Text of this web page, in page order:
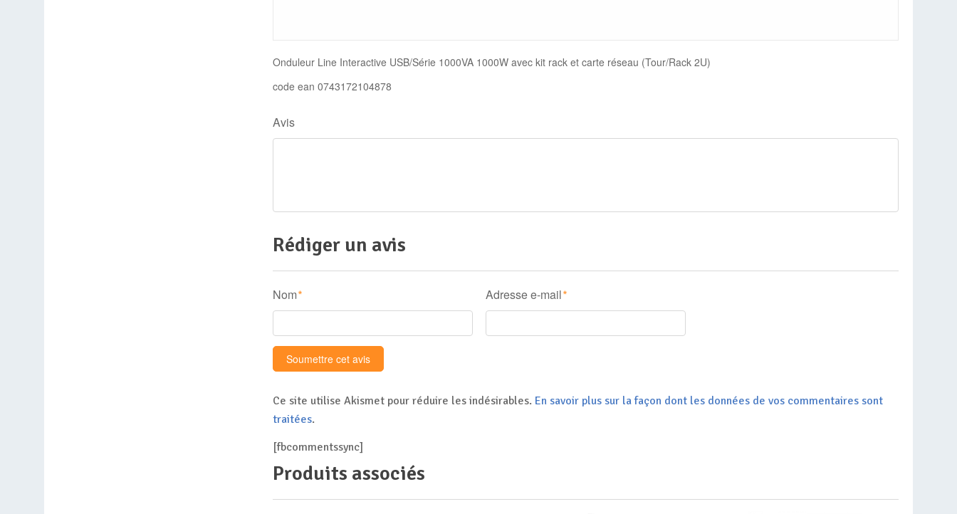
Onduleur Line Interactive USB/Série 1000VA 1000W avec kit rack et carte réseau (Tour/Rack 2U)
code ean 0743172104878
Avis
Rédiger un avis
Nom * Adresse e-mail *
Ce site utilise Akismet pour réduire les indésirables. En savoir plus sur la façon dont les données de vos commentaires sont
traitées.
[fbcommentssync]
Produits associés